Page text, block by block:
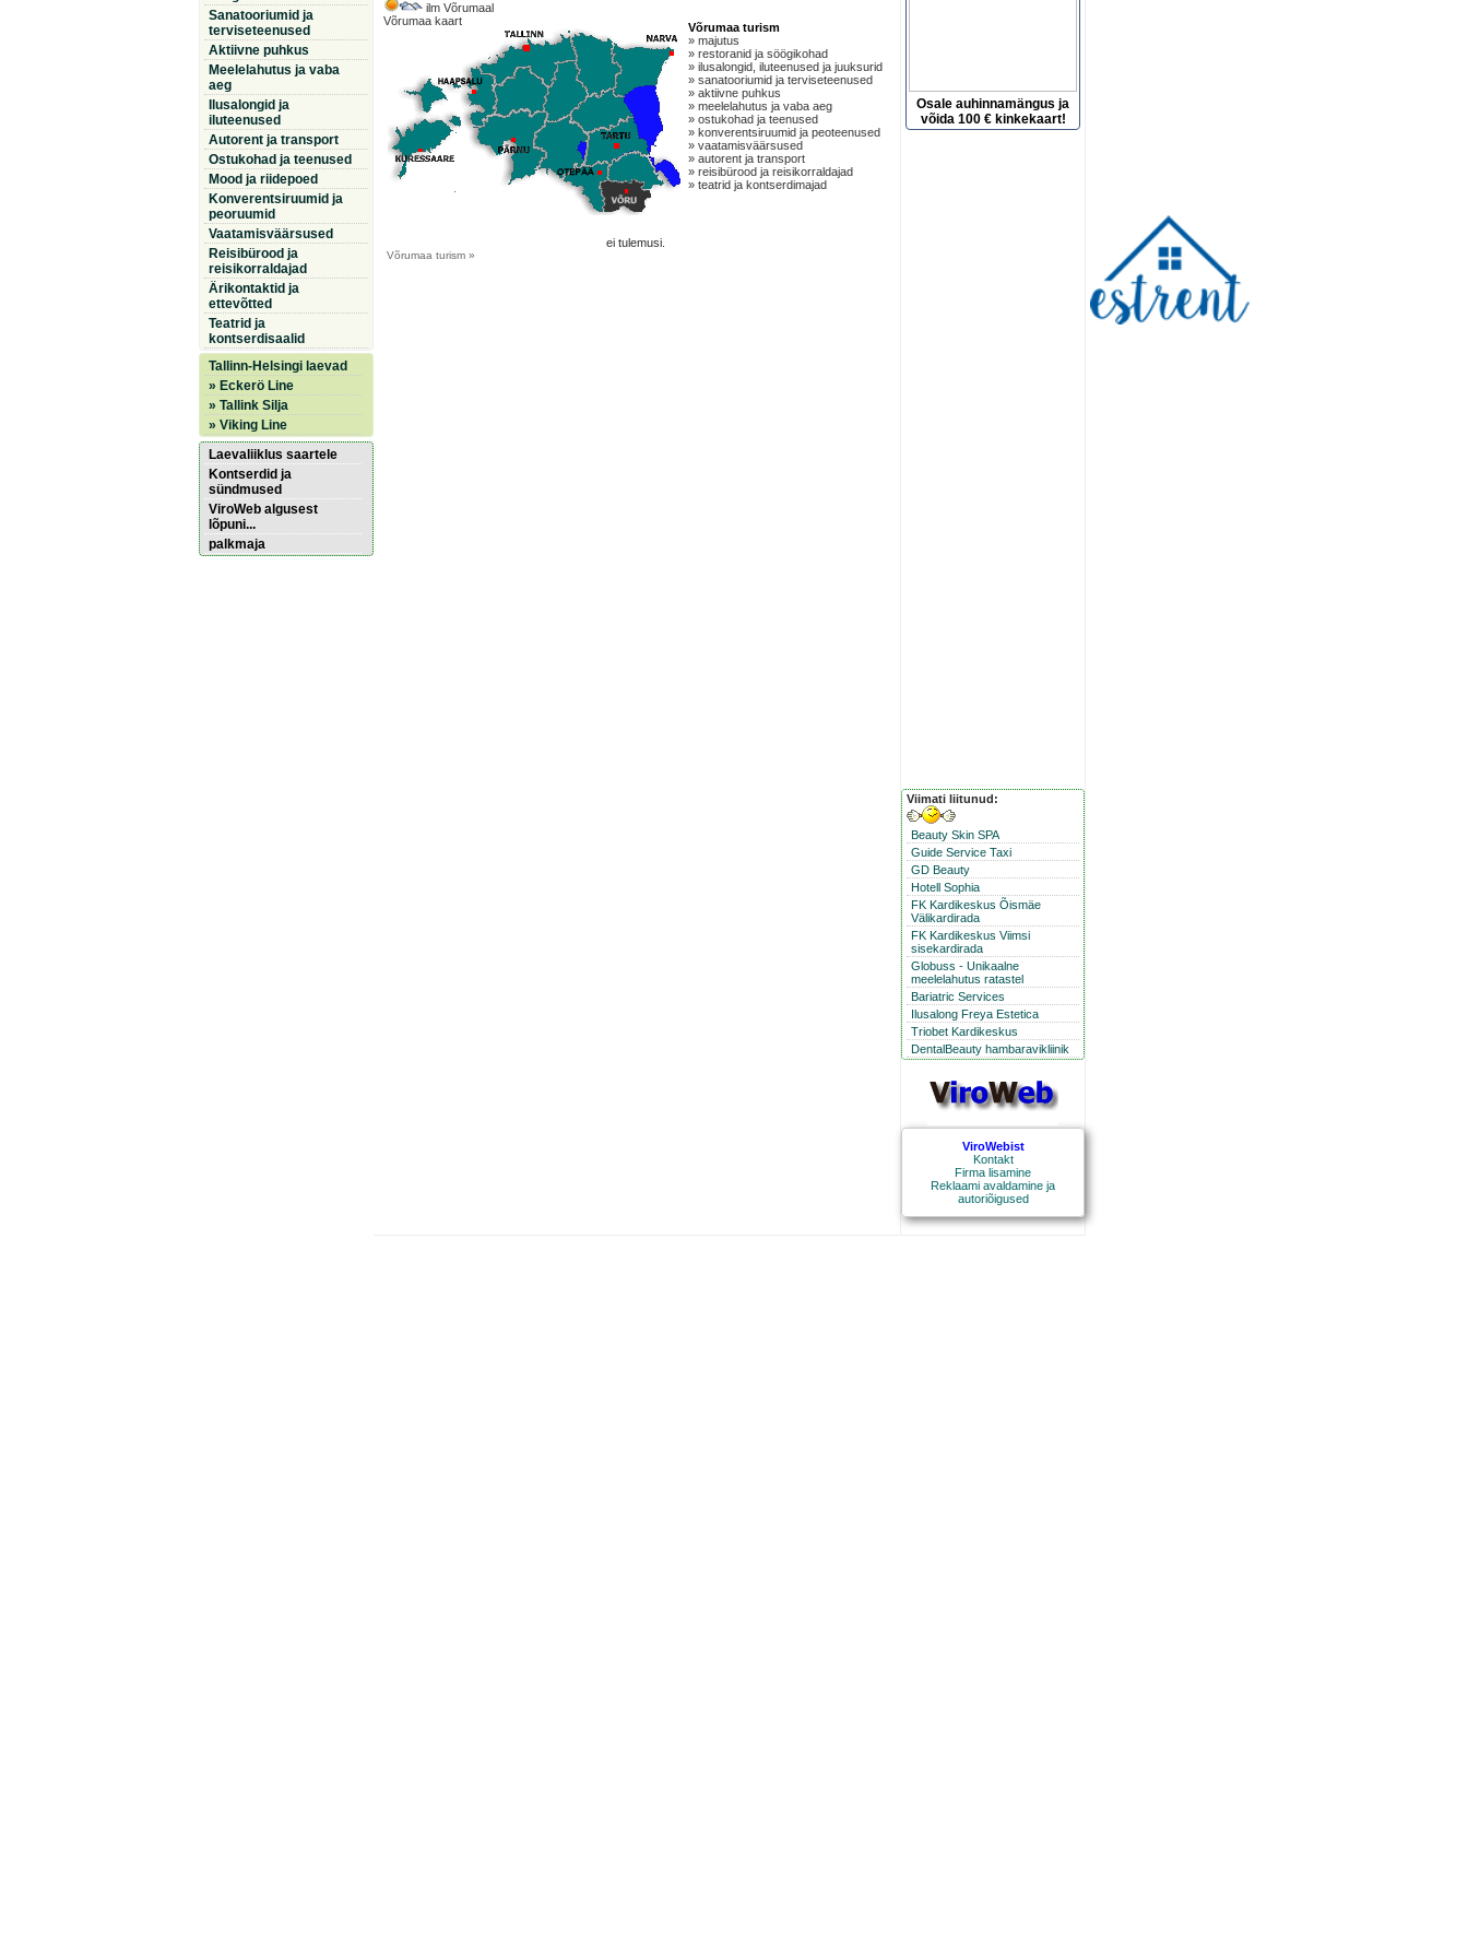
Sanatooriumid ja
terviseteenused
Aktiivne puhkus
Meelelahutus ja vaba
aeg
Ilusalongid ja
iluteenused
Autorent ja transport
Ostukohad ja teenused
Mood ja riidepoed
Konverentsiruumid ja
peoruumid
Vaatamisväärsused
Reisibürood ja
reisikorraldajad
Ärikontaktid ja
ettevõtted
Teatrid ja
kontserdisaalid
Tallinn-Helsingi laevad
» Eckerö Line
» Tallink Silja
» Viking Line
Laevaliiklus saartele
Kontserdid ja
sündmused
ViroWeb algusest
lõpuni...
palkmaja
ilm Võrumaal
Võrumaa kaart
Võrumaa turism
» majutus
» restoranid ja söögikohad
» ilusalongid, iluteenused ja juuksurid
» sanatooriumid ja terviseteenused
» aktiivne puhkus
» meelelahutus ja vaba aeg
» ostukohad ja teenused
» konverentsiruumid ja peoteenused
» vaatamisväärsused
» autorent ja transport
» reisibürood ja reisikorraldajad
» teatrid ja kontserdimajad
ei tulemusi.
Võrumaa turism »
Osale auhinnamängus ja
võida 100 € kinkekaart!
Viimati liitunud:
Beauty Skin SPA
Guide Service Taxi
GD Beauty
Hotell Sophia
FK Kardikeskus Õismäe
Välikardirada
FK Kardikeskus Viimsi
sisekardirada
Globuss - Unikaalne
meelelahutus ratastel
Bariatric Services
Ilusalong Freya Estetica
Triobet Kardikeskus
DentalBeauty hambaravikliinik
ViroWebist
Kontakt
Firma lisamine
Reklaami avaldamine ja
autoriõigused